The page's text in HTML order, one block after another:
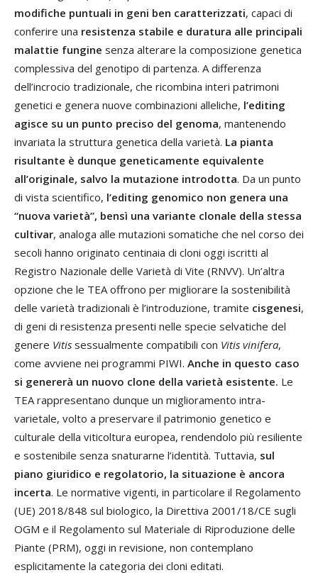
modifiche puntuali in geni ben caratterizzati, capaci di
conferire una resistenza stabile e duratura alle principali
malattie fungine senza alterare la composizione genetica
complessiva del genotipo di partenza. A differenza
dell’incrocio tradizionale, che ricombina interi patrimoni
genetici e genera nuove combinazioni alleliche, l’editing
agisce su un punto preciso del genoma, mantenendo
invariata la struttura genetica della varietà. La pianta
risultante è dunque geneticamente equivalente
all’originale, salvo la mutazione introdotta. Da un punto
di vista scientifico, l’editing genomico non genera una
“nuova varietà”, bensì una variante clonale della stessa
cultivar, analoga alle mutazioni somatiche che nel corso dei
secoli hanno originato centinaia di cloni oggi iscritti al
Registro Nazionale delle Varietà di Vite (RNVV). Un’altra
opzione che le TEA offrono per migliorare la sostenibilità
delle varietà tradizionali è l’introduzione, tramite cisgenesi,
di geni di resistenza presenti nelle specie selvatiche del
genere Vitis sessualmente compatibili con Vitis vinifera,
come avviene nei programmi PIWI. Anche in questo caso
si genererà un nuovo clone della varietà esistente. Le
TEA rappresentano dunque un miglioramento intra-
varietale, volto a preservare il patrimonio genetico e
culturale della viticoltura europea, rendendolo più resiliente
e sostenibile senza snaturarne l’identità. Tuttavia, sul
piano giuridico e regolatorio, la situazione è ancora
incerta. Le normative vigenti, in particolare il Regolamento
(UE) 2018/848 sul biologico, la Direttiva 2001/18/CE sugli
OGM e il Regolamento sul Materiale di Riproduzione delle
Piante (PRM), oggi in revisione, non contemplano
esplicitamente la categoria dei cloni editati.